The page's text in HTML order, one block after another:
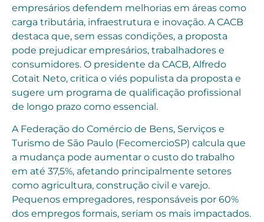
empresários defendem melhorias em áreas como
carga tributária, infraestrutura e inovação. A CACB
destaca que, sem essas condições, a proposta
pode prejudicar empresários, trabalhadores e
consumidores. O presidente da CACB, Alfredo
Cotait Neto, critica o viés populista da proposta e
sugere um programa de qualificação profissional
de longo prazo como essencial.
A Federação do Comércio de Bens, Serviços e
Turismo de São Paulo (FecomercioSP) calcula que
a mudança pode aumentar o custo do trabalho
em até 37,5%, afetando principalmente setores
como agricultura, construção civil e varejo.
Pequenos empregadores, responsáveis por 60%
dos empregos formais, seriam os mais impactados.